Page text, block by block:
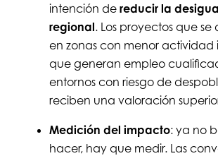
intención dereducir la
regional. Los proyectos que se
en zonas con menor actividad
que generan empleo
entornos con riesgo de
reciben una valoración
Medición del impacto: ya no
hacer, hay que medir. Las